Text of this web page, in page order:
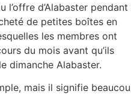
d’Alabaster pendant
de petites boîtes en
les membres ont
du mois avant qu’ils
dimanche Alabaster.
mais il signifie